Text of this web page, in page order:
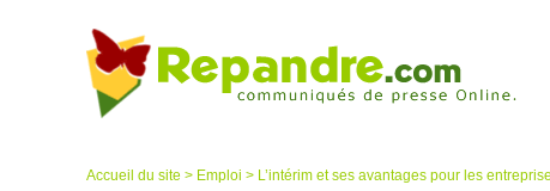
Accueil du site > Emploi > L’intérim et ses avantages pour les